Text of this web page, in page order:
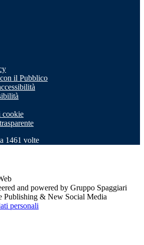
il Pubblico
cookie
1461 volte
and powered by Gruppo Spaggiari
Publishing & New Social Media
personali